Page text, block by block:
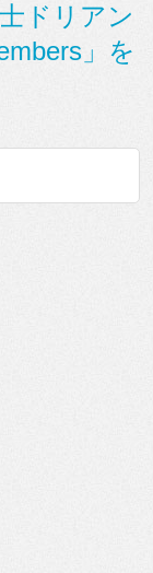
ドリアン
」を